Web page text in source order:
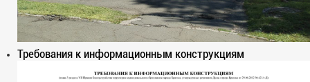
Требования к информационным конструкциям